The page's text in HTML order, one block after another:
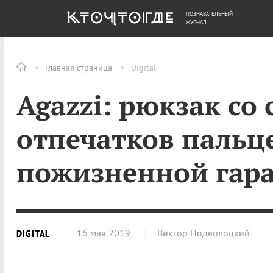
Главная страница Digital
Agazzi: рюкзак со
отпечатков
пожизненной
DIGITAL 16 мая 2019 Виктор Подволоцкий
ОБЩЕСТВО ДЕНЬГИ
ПОЗНАВАТЕЛЬНЫЙ
ЖУРНАЛ